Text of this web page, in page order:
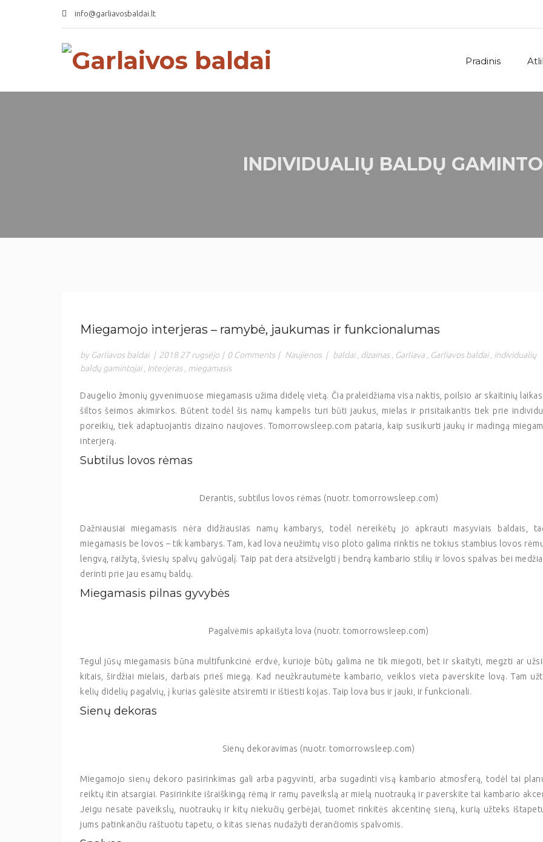
info@garliavosbaldai.lt
Pradinis
INDIVIDUALIŲ BALDŲ
Miegamojo interjeras – ramybė, jaukumas ir funkcionalumas
by Garliavos baldai | 2018 27 rugsėjo | 0 Comments | Naujienos | baldai dizainas Garliava Garliavos baldai
individualių
baldų gamintojai
Interjeras miegamasis
Daugelio žmonių gyvenimuose miegamasis užima didelę vietą. Čia praleidžiama visa naktis, poilsio ar skaitinių
šiltos šeimos akimirkos. Būtent todėl šis namų kampelis turi būti jaukus, mielas ir prisitaikantis tiek prie
poreikių, tiek adaptuojantis dizaino naujoves. Tomorrowsleep.com pataria, kaip susikurti jaukų ir madingą
interjerą.
Subtilus lovos rėmas
Derantis, subtilus lovos rėmas (nuotr. tomorrowsleep.com)
Dažniausiai miegamasis nėra didžiausias namų kambarys, todėl nereikėtų jo apkrauti masyviais baldais,
miegamasis be lovos – tik kambarys. Tam, kad lova neužimtų viso ploto galima rinktis ne tokius stambius lovos
lengvą, raižytą, šviesių spalvų galvūgalį. Taip pat dera atsižvelgti į bendrą kambario stilių ir lovos spalvas bei
derinti prie jau esamų baldų.
Miegamasis pilnas gyvybės
Pagalvėmis apkaišyta lova (nuotr. tomorrowsleep.com)
Tegul jūsų miegamasis būna multifunkcinė erdvė, kurioje būtų galima ne tik miegoti, bet ir skaityti, megzti ar
kitais, širdžiai mielais, darbais prieš miegą. Kad neužkrautumėte kambario, veiklos vieta paverskite lovą. Tam
kelių didelių pagalvių, į kurias galėsite atsiremti ir ištiesti kojas. Taip lova bus ir jauki, ir funkcionali.
Sienų dekoras
Sienų dekoravimas (nuotr. tomorrowsleep.com)
Miegamojo sienų dekoro pasirinkimas gali arba pagyvinti, arba sugadinti visą kambario atmosferą, todėl tai
reiktų itin atsargiai. Pasirinkite išraiškingą rėmą ir ramų paveikslą ar mielą nuotrauką ir paverskite tai kambario
Jeigu nesate paveikslų, nuotraukų ir kitų niekučių gerbėjai, tuomet rinkitės akcentinę sieną, kurią užteks
jums patinkančiu raštuotu tapetu, o kitas sienas nudažyti derančiomis spalvomis.